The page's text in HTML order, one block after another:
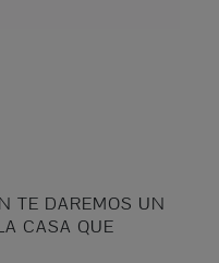
TE DAREMOS UN
CASA QUE